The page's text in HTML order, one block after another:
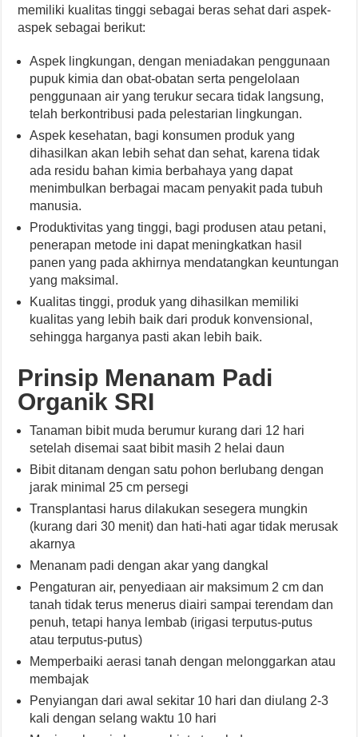
memiliki kualitas tinggi sebagai beras sehat dari aspek-
aspek sebagai berikut:
Aspek lingkungan, dengan meniadakan penggunaan
pupuk kimia dan obat-obatan serta pengelolaan
penggunaan air yang terukur secara tidak langsung,
telah berkontribusi pada pelestarian lingkungan.
Aspek kesehatan, bagi konsumen produk yang
dihasilkan akan lebih sehat dan sehat, karena tidak
ada residu bahan kimia berbahaya yang dapat
menimbulkan berbagai macam penyakit pada tubuh
manusia.
Produktivitas yang tinggi, bagi produsen atau petani,
penerapan metode ini dapat meningkatkan hasil
panen yang pada akhirnya mendatangkan keuntungan
yang maksimal.
Kualitas tinggi, produk yang dihasilkan memiliki
kualitas yang lebih baik dari produk konvensional,
sehingga harganya pasti akan lebih baik.
Prinsip Menanam Padi
Organik SRI
Tanaman bibit muda berumur kurang dari 12 hari
setelah disemai saat bibit masih 2 helai daun
Bibit ditanam dengan satu pohon berlubang dengan
jarak minimal 25 cm persegi
Transplantasi harus dilakukan sesegera mungkin
(kurang dari 30 menit) dan hati-hati agar tidak merusak
akarnya
Menanam padi dengan akar yang dangkal
Pengaturan air, penyediaan air maksimum 2 cm dan
tanah tidak terus menerus diairi sampai terendam dan
penuh, tetapi hanya lembab (irigasi terputus-putus
atau terputus-putus)
Memperbaiki aerasi tanah dengan melonggarkan atau
membajak
Penyiangan dari awal sekitar 10 hari dan diulang 2-3
kali dengan selang waktu 10 hari